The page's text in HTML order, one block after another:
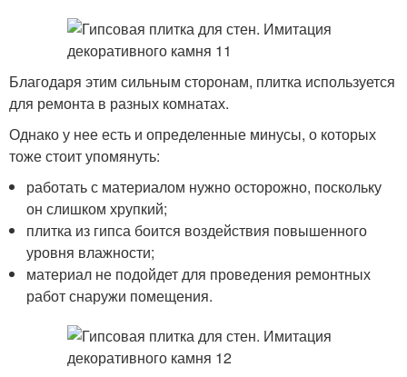
Благодаря этим сильным сторонам, плитка используется
для ремонта в разных комнатах.
Однако у нее есть и определенные минусы, о которых
тоже стоит упомянуть:
работать с материалом нужно осторожно, поскольку
он слишком хрупкий;
плитка из гипса боится воздействия повышенного
уровня влажности;
материал не подойдет для проведения ремонтных
работ снаружи помещения.